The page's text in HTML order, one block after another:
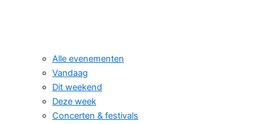
Alle evenementen
Vandaag
Dit weekend
Deze week
Concerten & festivals